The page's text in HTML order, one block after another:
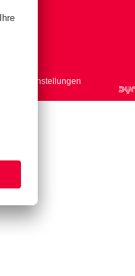
Cookie-Einstellungen